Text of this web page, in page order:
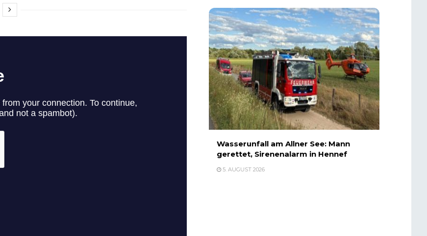
Wasserunfall am Allner See: Mann
gerettet, Sirenenalarm in Hennef
5. AUGUST 2026